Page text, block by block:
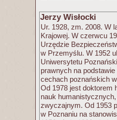
Jerzy Wisłocki
Ur. 1928, zm. 2008. W
Krajowej. W czerwcu
Urzędzie
w Przemyślu. W 1952
Uniwersytetu
prawnych na
cechach poznańskich
Od 1978 jest doktorem
nauk
zwyczajnym. Od 1953
w Poznaniu na